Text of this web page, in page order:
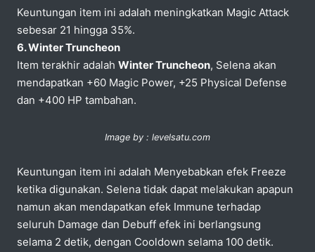
Keuntungan item ini adalah meningkatkan Magic Attack
sebesar 21 hingga 35%.
6. Winter Truncheon
Item terakhir adalah Winter Truncheon, Selena akan
mendapatkan +60 Magic Power, +25 Physical Defense
dan +400 HP tambahan.
Image by : levelsatu.com
Keuntungan item ini adalah Menyebabkan efek Freeze
ketika digunakan. Selena tidak dapat melakukan apapun
namun akan mendapatkan efek Immune terhadap
seluruh Damage dan Debuff efek ini berlangsung
selama 2 detik, dengan Cooldown selama 100 detik.